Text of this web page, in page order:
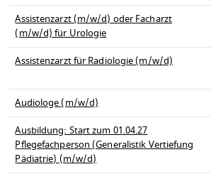
Assistenzarzt (m/w/d) oder Facharzt
(m/w/d) für Urologie
Assistenzarzt für Radiologie (m/w/d)
Audiologe (m/w/d)
Ausbildung: Start zum 01.04.27
Pflegefachperson (Generalistik Vertiefung
Pädiatrie) (m/w/d)